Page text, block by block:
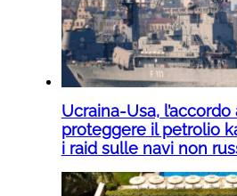
Ucraina-Usa,
proteggere il petrolio
i raid sulle navi non